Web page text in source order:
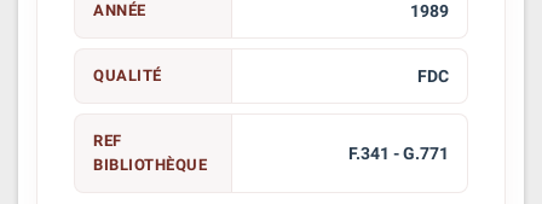
ANNÉE 1989
QUALITÉ FDC
REF
BIBLIOTHÈQUE
F.341 - G.771